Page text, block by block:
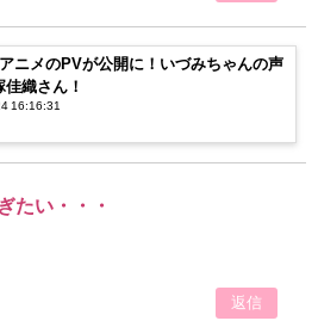
アニメのPVが公開に！いづみちゃんの声
織さん！
16:16:31
たい・・・
返信